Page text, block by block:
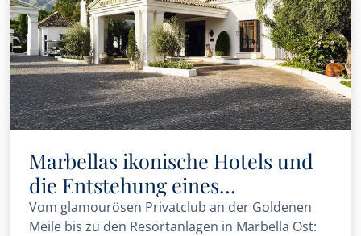
Marbellas ikonische Hotels und
die Entstehung eines
Luxusreiseziels
Vom glamourösen Privatclub an der Goldenen
Meile bis zu den Resortanlagen in Marbella Ost: